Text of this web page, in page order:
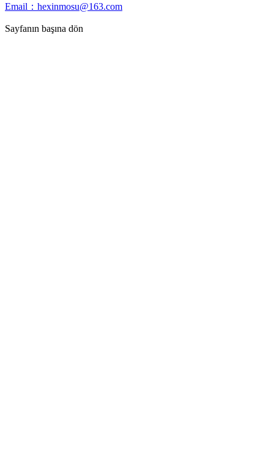
Email：hexinmosu@163.com
Sayfanın başına dön